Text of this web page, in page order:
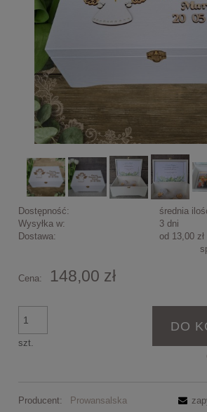
Dostępność:
średnia
Wysyłka w:
3 dni
Dostawa:
od 13,00 zł
Cena nie zawiera ewentualnych kosztów
Cena: 148,00 zł
szt.
DO
Producent:
Prowansalska